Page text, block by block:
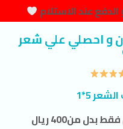
عند الاستلام
و احصلي علي شعر
5*1
بدل من400 ريال